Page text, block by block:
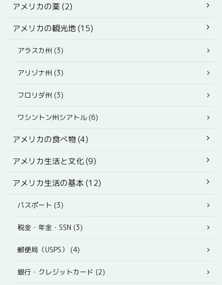
アメリカの薬 (2)
アメリカの観光地 (15)
アラスカ州 (3)
アリゾナ州 (3)
フロリダ州 (3)
ワシントン州シアトル (6)
アメリカの食べ物 (4)
アメリカ生活と文化 (9)
アメリカ生活の基本 (12)
パスポート (3)
税金・年金・SSN (3)
郵便局（USPS） (4)
銀行・クレジットカード (2)